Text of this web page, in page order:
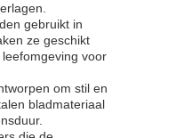
gebruikt in
ze geschikt
voor
om stil en
bladmateriaal